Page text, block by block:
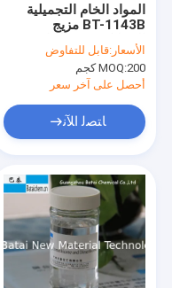
منتجات
معلومات عنا
جولة في المعمل
المواد الخام التجميلية
BT-1143B مزيج
السيليكون مع اللباقة
ودائم السلس
الأسعار:قابل للتفاوض
MOQ:200 كجم
أحصل على آخر سعر
ﺎﺘﺼﻟ ﺍﻶﻧ